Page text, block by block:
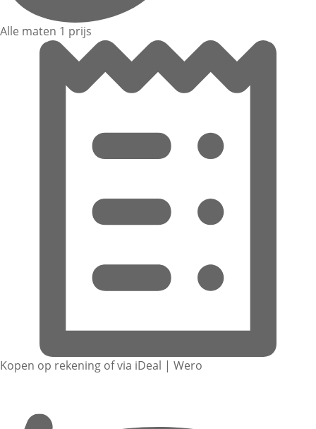
Alle maten 1 prijs
Kopen op rekening of via iDeal | Wero